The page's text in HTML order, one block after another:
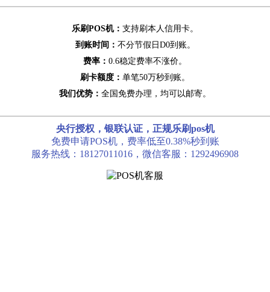
乐刷POS机： 支持刷本人信用卡。
到账时间： 不分节假日D0到账。
费率： 0.6稳定费率不涨价。
刷卡额度： 单笔50万秒到账。
我们优势： 全国免费办理，均可以邮寄。
央行授权，银联认证，正规乐刷pos机
免费申请POS机，费率低至0.38%秒到账
服务热线：18127011016，微信客服：1292496908